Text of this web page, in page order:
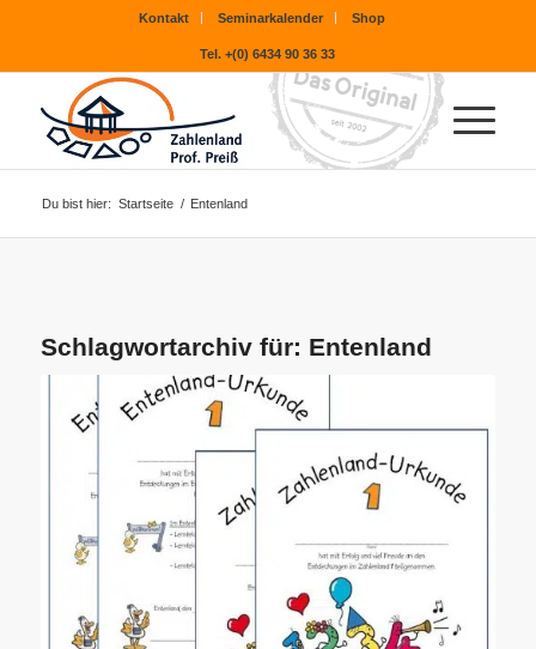
Kontakt Seminarkalender Shop
Tel. +(0) 6434 90 36 33
Du bist hier: Startseite / Entenland
Schlagwortarchiv für: Entenland